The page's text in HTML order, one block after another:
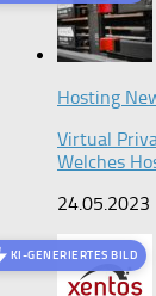
Hosting
Virtual
Welches
24.05.2023
KI-GENERIERTES BILD